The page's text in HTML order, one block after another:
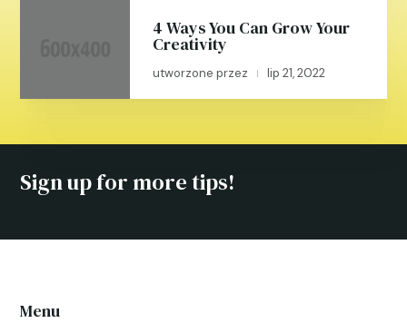
4 Ways You Can Grow Your
Creativity
utworzone przez | lip 21, 2022
Sign up for more tips!
Menu